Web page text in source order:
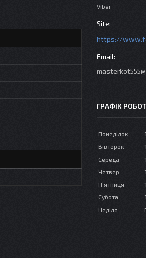
Viber
ГРАФІК
Понеділок
Вівторок
Середа
Четвер
Пʼятниця
Субота
Неділя